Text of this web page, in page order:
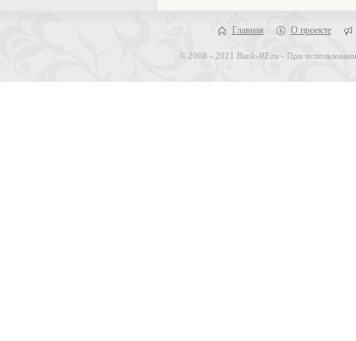
Главная О проекте
© 2008 - 2021 Bank-RF.ru - При